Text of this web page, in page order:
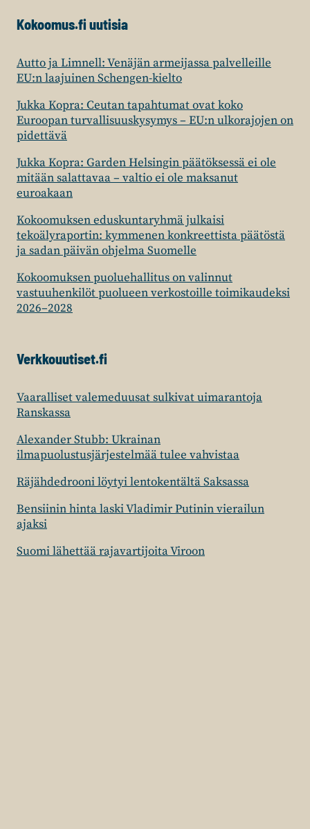
Kokoomus.fi uutisia
Autto ja Limnell: Venäjän armeijassa palvelleille
EU:n laajuinen Schengen-kielto
Jukka Kopra: Ceutan tapahtumat ovat koko
Euroopan turvallisuuskysymys – EU:n ulkorajojen on
pidettävä
Jukka Kopra: Garden Helsingin päätöksessä ei ole
mitään salattavaa – valtio ei ole maksanut
euroakaan
Kokoomuksen eduskuntaryhmä julkaisi
tekoälyraportin: kymmenen konkreettista päätöstä
ja sadan päivän ohjelma Suomelle
Kokoomuksen puoluehallitus on valinnut
vastuuhenkilöt puolueen verkostoille toimikaudeksi
2026–2028
Verkkouutiset.fi
Vaaralliset valemeduusat sulkivat uimarantoja
Ranskassa
Alexander Stubb: Ukrainan
ilmapuolustusjärjestelmää tulee vahvistaa
Räjähdedrooni löytyi lentokentältä Saksassa
Bensiinin hinta laski Vladimir Putinin vierailun
ajaksi
Suomi lähettää rajavartijoita Viroon